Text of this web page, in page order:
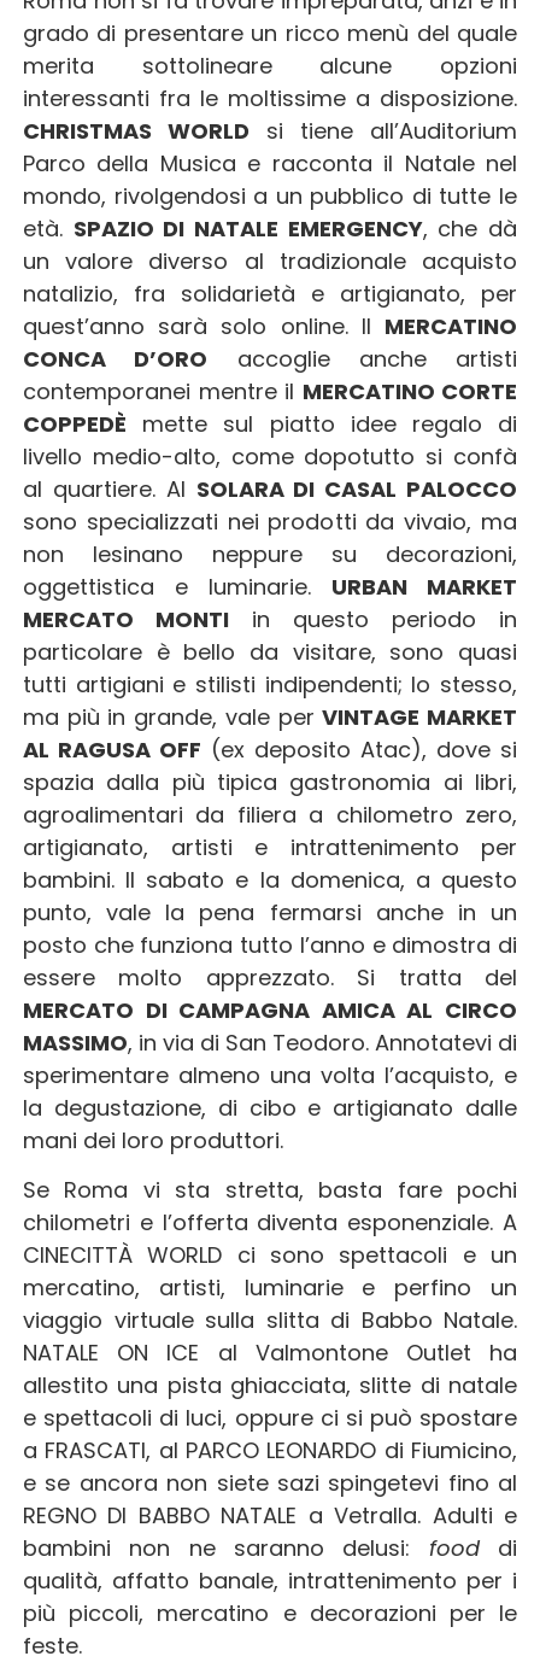
grado di presentare un ricco menù del quale
merita sottolineare alcune opzioni
interessanti fra le moltissime a disposizione.
CHRISTMAS WORLD si tiene all’Auditorium
Parco della Musica e racconta il Natale nel
mondo, rivolgendosi a un pubblico di tutte le
età. SPAZIO DI NATALE EMERGENCY, che dà
un valore diverso al tradizionale acquisto
natalizio, fra solidarietà e artigianato, per
quest’anno sarà solo online. Il MERCATINO
CONCA D’ORO accoglie anche artisti
contemporanei mentre il MERCATINO CORTE
COPPEDÈ mette sul piatto idee regalo di
livello medio-alto, come dopotutto si confà
al quartiere. Al SOLARA DI CASAL PALOCCO
sono specializzati nei prodotti da vivaio, ma
non lesinano neppure su decorazioni,
oggettistica e luminarie. URBAN MARKET
MERCATO MONTI in questo periodo in
particolare è bello da visitare, sono quasi
tutti artigiani e stilisti indipendenti; lo stesso,
ma più in grande, vale perVINTAGE MARKET
AL RAGUSA OFF (ex deposito Atac), dove si
spazia dalla più tipica gastronomia ai libri,
agroalimentari da filiera a chilometro zero,
artigianato, artisti e intrattenimento per
bambini. Il sabato e la domenica, a questo
punto, vale la pena fermarsi anche in un
posto che funziona tutto l’anno e dimostra di
essere molto apprezzato. Si tratta del
MERCATO DI CAMPAGNA AMICA AL CIRCO
MASSIMO, in via di San Teodoro. Annotatevi di
sperimentare almeno una volta l’acquisto, e
la degustazione, di cibo e artigianato dalle
mani dei loro produttori.
Se Roma vi sta stretta, basta fare pochi
chilometri e l’offerta diventa esponenziale. A
CINECITTÀ WORLD ci sono spettacoli e un
mercatino, artisti, luminarie e perfino un
viaggio virtuale sulla slitta di Babbo Natale.
NATALE ON ICE al Valmontone Outlet ha
allestito una pista ghiacciata, slitte di natale
e spettacoli di luci, oppure ci si può spostare
a FRASCATI, al PARCO LEONARDO di Fiumicino,
e se ancora non siete sazi spingetevi fino al
REGNO DI BABBO NATALE a Vetralla. Adulti e
bambini non ne saranno delusi: fooddi
qualità, affatto banale, intrattenimento per i
più piccoli, mercatino e decorazioni per le
feste.